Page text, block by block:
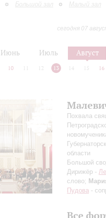
Большой зал Малый зал
сегодня 07
Июнь Июль Август
10 12 13 14 15 16
Похвала
области
Большой
Дирижёр -
слово;
Пудова -
Все